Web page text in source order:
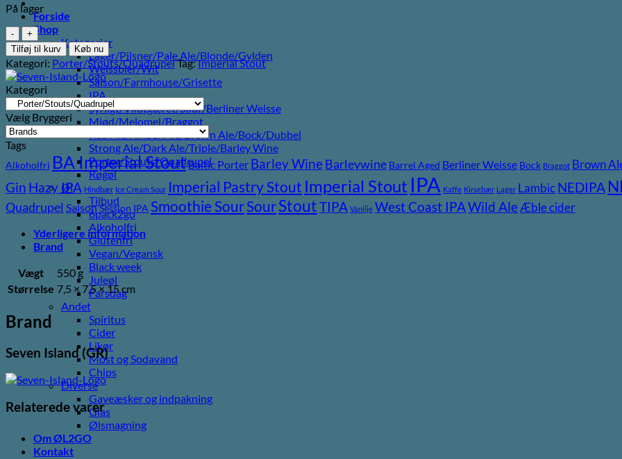
Forside
Shop
Kategorier
Lager/Pilsner/Pale Ale/Blonde/Gylden
Weissbier/Wit
Saison/Farmhouse/Grisette
IPA
Syrligt/Vildtgæret/Sour/Berliner Weisse
Mjød/Melomel/Braggot
Red Ale/Amber Ale/Brown Ale/Bock/Dubbel
Strong Ale/Dark Ale/Triple/Barley Wine
Porter/Stouts/Quadrupel
Røgøl
Øl
Tilbud
6pack2go
Alkoholfri
Glutenfri
Vegan/Vegansk
Black week
Juleøl
Farsdag
Andet
Spiritus
Cider
Likør
Most og Sodavand
Chips
Diverse
Gaveæsker og indpakning
Glas
Ølsmagning
Om ØL2GO
Kontakt
På lager
Seven
Island
Dark
Ages
Light
Devourer
antal
Tilføj til kurv Køb nu
Kategori: Porter/Stouts/QuadrupelTag:Imperial Stout
Kategori
Vælg Bryggeri
Tags
Alkoholfri BA Imperial StoutBaltic Porter Barley Wine Barleywine Barrel Aged Berliner Weisse Bock Braggot Brown
Gin Hazy IPA Hindbær Ice Cream Sour Imperial Pastry Stout Imperial Stout IPA Kaffe Kirsebær Lager LambicNEDIPA
Quadrupel SaisonSession IPA Smoothie SourSourStoutTIPA Vanilje West Coast IPAWild AleÆble cider
Yderligere information
Brand
Vægt
550 g
Størrelse 7,5 × 7,5 × 15 cm
Brand
Seven Island (GR)
Relaterede varer